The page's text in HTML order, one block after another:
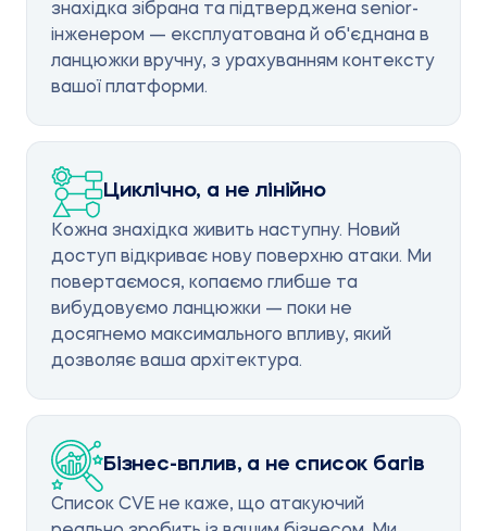
знахідка зібрана та підтверджена senior-
інженером — експлуатована й об'єднана в
ланцюжки вручну, з урахуванням контексту
вашої платформи.
Циклічно, а не лінійно
Кожна знахідка живить наступну. Новий
доступ відкриває нову поверхню атаки. Ми
повертаємося, копаємо глибше та
вибудовуємо ланцюжки — поки не
досягнемо максимального впливу, який
дозволяє ваша архітектура.
Бізнес-вплив, а не список багів
Список CVE не каже, що атакуючий